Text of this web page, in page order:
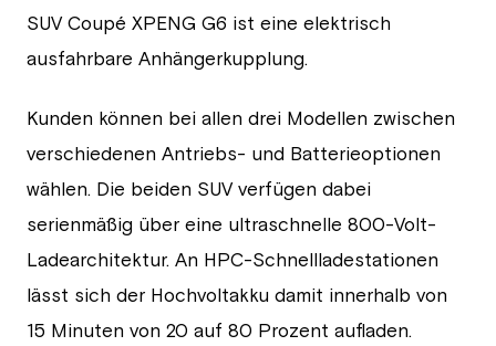
SUV Coupé XPENG G6 ist eine elektrisch
ausfahrbare Anhängerkupplung.
Kunden können bei allen drei Modellen zwischen
verschiedenen Antriebs- und Batterieoptionen
wählen. Die beiden SUV verfügen dabei
serienmäßig über eine ultraschnelle 800-Volt-
Ladearchitektur. An HPC-Schnellladestationen
lässt sich der Hochvoltakku damit innerhalb von
15 Minuten von 20 auf 80 Prozent aufladen.